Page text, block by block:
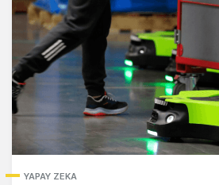
YAPAY ZEKA